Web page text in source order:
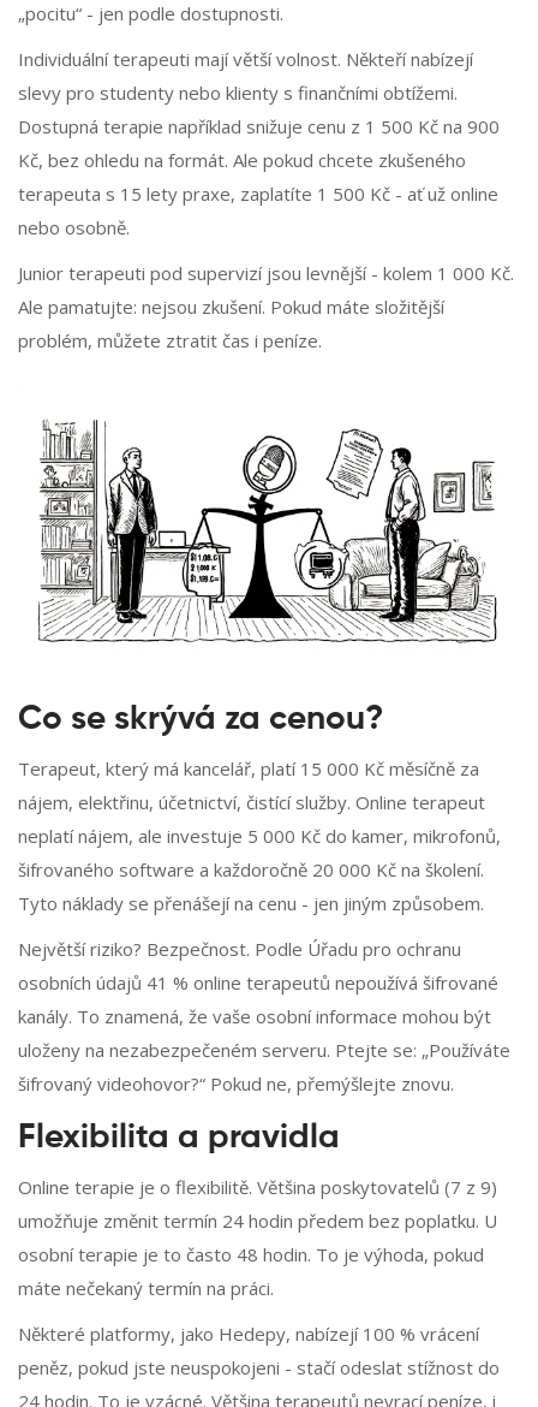
„pocitu“ - jen podle dostupnosti.
Individuální terapeuti mají větší volnost. Někteří nabízejí
slevy pro studenty nebo klienty s finančními obtížemi.
Dostupná terapie například snižuje cenu z 1 500 Kč na 900
Kč, bez ohledu na formát. Ale pokud chcete zkušeného
terapeuta s 15 lety praxe, zaplatíte 1 500 Kč - ať už online
nebo osobně.
Junior terapeuti pod supervizí jsou levnější - kolem 1 000 Kč.
Ale pamatujte: nejsou zkušení. Pokud máte složitější
problém, můžete ztratit čas i peníze.
Co se skrývá za cenou?
Terapeut, který má kancelář, platí 15 000 Kč měsíčně za
nájem, elektřinu, účetnictví, čistící služby. Online terapeut
neplatí nájem, ale investuje 5 000 Kč do kamer, mikrofonů,
šifrovaného software a každoročně 20 000 Kč na školení.
Tyto náklady se přenášejí na cenu - jen jiným způsobem.
Největší riziko? Bezpečnost. Podle Úřadu pro ochranu
osobních údajů 41 % online terapeutů nepoužívá šifrované
kanály. To znamená, že vaše osobní informace mohou být
uloženy na nezabezpečeném serveru. Ptejte se: „Používáte
šifrovaný videohovor?“ Pokud ne, přemýšlejte znovu.
Flexibilita a pravidla
Online terapie je o flexibilitě. Většina poskytovatelů (7 z 9)
umožňuje změnit termín 24 hodin předem bez poplatku. U
osobní terapie je to často 48 hodin. To je výhoda, pokud
máte nečekaný termín na práci.
Některé platformy, jako Hedepy, nabízejí 100 % vrácení
peněz, pokud jste neuspokojeni - stačí odeslat stížnost do
24 hodin. To je vzácné. Většina terapeutů nevrací peníze, i